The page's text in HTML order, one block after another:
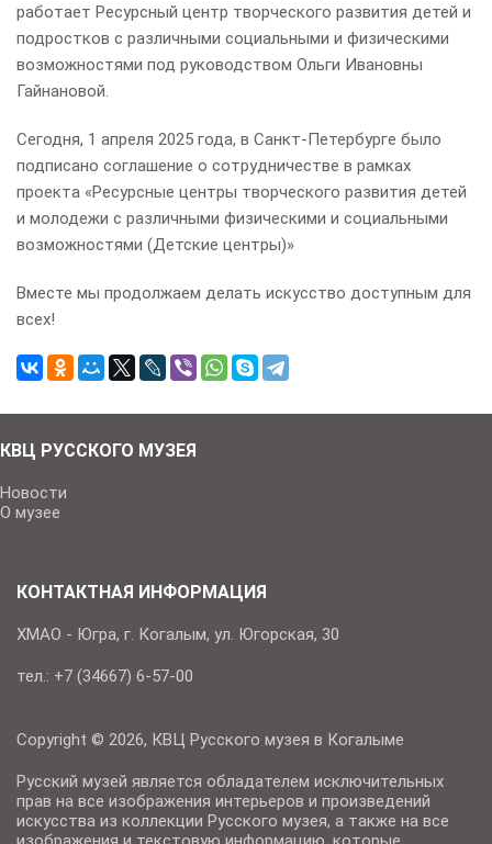
работает Ресурсный центр творческого развития детей и
подростков с различными социальными и физическими
возможностями под руководством Ольги Ивановны
Гайнановой.
Сегодня, 1 апреля 2025 года, в Санкт-Петербурге было
подписано соглашение о сотрудничестве в рамках
проекта «Ресурсные центры творческого развития детей
и молодежи с различными физическими и социальными
возможностями (Детские центры)»
Вместе мы продолжаем делать искусство доступным для
всех!
КВЦ РУССКОГО МУЗЕЯ
Новости
О музее
КОНТАКТНАЯ ИНФОРМАЦИЯ
ХМАО - Югра, г. Когалым, ул. Югорская, 30
тел.: +7 (34667) 6-57-00
Copyright © 2026, КВЦ Русского музея в Когалыме
Русский музей является обладателем исключительных
прав на все изображения интерьеров и произведений
искусства из коллекции Русского музея, а также на все